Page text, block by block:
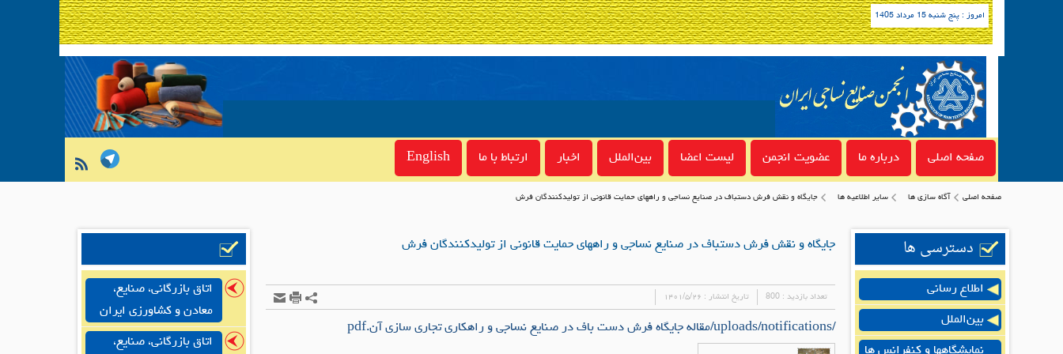
امروز : پنج شنبه 15 مرداد 1405
صفحه اصلی درباره ما عضویت انجمن لیست اعضا بین‌الملل اخبار ارتباط با ما English
صفحه اصلی آگاه سازی ها سایر اطلاعیه ها جايگاه و نقش فرش دستباف در صنايع نساجي و راههاي حمايت قانوني از توليدكنندگان فرش
دسترسی ها
اطلاع رسانی
بین‌الملل
نمایشگاهها و کنفرانس ها
جايگاه و نقش فرش دستباف در صنايع نساجي و راههاي حمايت قانوني از توليدكنندگان فرش
تعداد بازدید : 800 تاریخ انتشار : ۱۴۰۱/۵/۲۶
/uploads/notifications/مقاله جايگاه فرش دست باف در صنايع نساجي و راهكاري تجاري سازي آن.pdf
اتاق بازرگانی، صنایع،
معادن و کشاورزی ایران
اتاق بازرگانی، صنایع،